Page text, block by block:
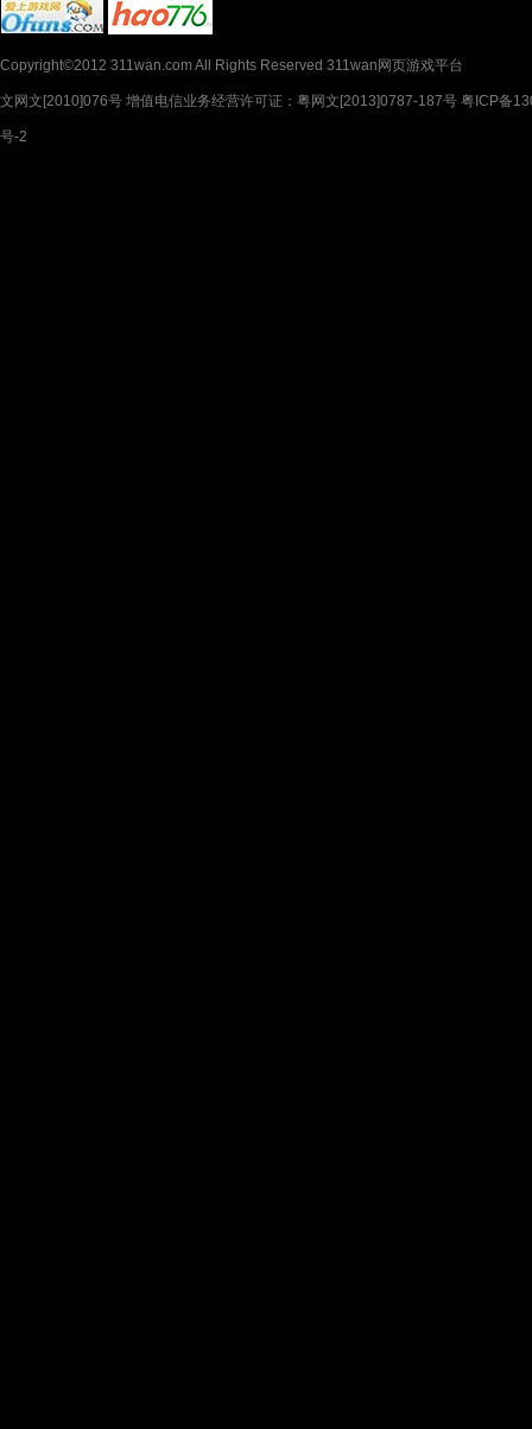
Copyright©2012 311wan.com All Rights Reserved 311wan网页游戏平台
文网文[2010]076号 增值电信业务经营许可证：粤网文[2013]0787-187号 粤ICP备
号-2